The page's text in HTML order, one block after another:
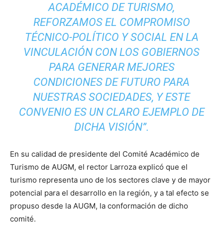
ACADÉMICO DE TURISMO,
REFORZAMOS EL COMPROMISO
TÉCNICO-POLÍTICO Y SOCIAL EN LA
VINCULACIÓN CON LOS GOBIERNOS
PARA GENERAR MEJORES
CONDICIONES DE FUTURO PARA
NUESTRAS SOCIEDADES, Y ESTE
CONVENIO ES UN CLARO EJEMPLO DE
DICHA VISIÓN”.
En su calidad de presidente del Comité Académico de
Turismo de AUGM, el rector Larroza explicó que el
turismo representa uno de los sectores clave y de mayor
potencial para el desarrollo en la región, y a tal efecto se
propuso desde la AUGM, la conformación de dicho
comité.